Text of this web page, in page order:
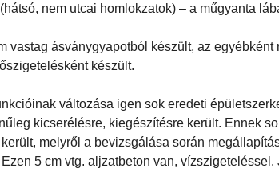
nem utcai homlokzatok) – a műgyanta
vastag ásványgyapotból készült, az
készült.
változása igen sok eredeti
kicserélésre, kiegészítésre került. Ennek
melyről a bevizsgálása során
5 cm vtg. aljzatbeton van,